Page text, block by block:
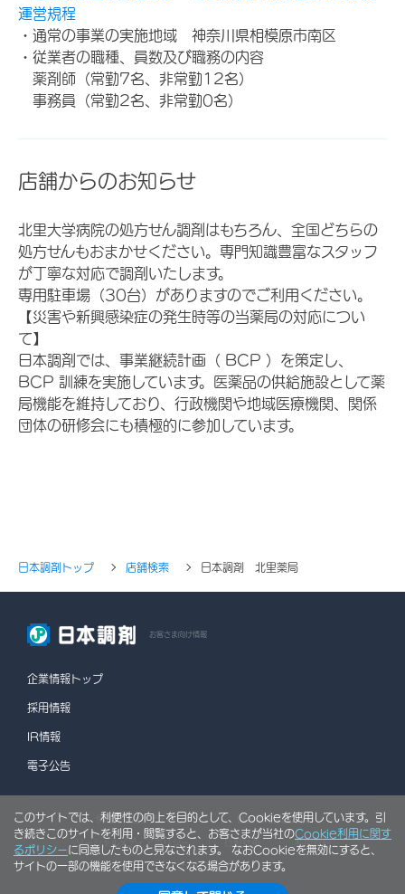
運営規程
・通常の事業の実施地域 神奈川県相模原市南区
・従業者の職種、員数及び職務の内容
薬剤師（常勤7名、非常勤12名）
事務員（常勤2名、非常勤0名）
店舗からのお知らせ
北里大学病院の処方せん調剤はもちろん、全国どちらの
処方せんもおまかせください。専門知識豊富なスタッフ
が丁寧な対応で調剤いたします。
専用駐車場（30台）がありますのでご利用ください。
【災害や新興感染症の発生時等の当薬局の対応につい
て】
日本調剤では、事業継続計画（ BCP ）を策定し、
BCP 訓練を実施しています。医薬品の供給施設として薬
局機能を維持しており、行政機関や地域医療機関、関係
団体の研修会にも積極的に参加しています。
日本調剤トップ 店舗検索 日本調剤 北里薬局
お客さま向け情報
企業情報トップ
採用情報
IR情報
電子公告
情報セキュリティポリシー 個人情報保護方針
利用規約
サイトマップ
このサイトでは、利便性の向上を目的として、Cookieを使用しています。引
き続きこのサイトを利用・閲覧すると、お客さまが当社のCookie利用に関す
るポリシーに同意したものと見なされます。 なおCookieを無効にすると、
サイトの一部の機能を使用できなくなる場合があります。